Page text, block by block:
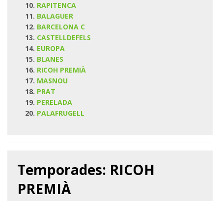
RAPITENCA
BALAGUER
BARCELONA C
CASTELLDEFELS
EUROPA
BLANES
RICOH PREMIÀ
MASNOU
PRAT
PERELADA
PALAFRUGELL
Temporades: RICOH
PREMIÀ